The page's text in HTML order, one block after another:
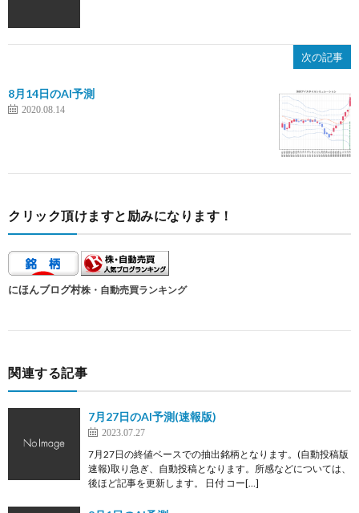
次の記事
8月14日のAI予測
2020.08.14
クリック頂けますと励みになります！
にほんブログ村株・自動売買ランキング
関連する記事
7月27日のAI予測(速報版)
2023.07.27
7月27日の終値ベースでの抽出銘柄となります。(自動投稿版
速報)取り急ぎ、自動投稿となります。所感などについては、
後ほど記事を更新します。 日付 コー[…]